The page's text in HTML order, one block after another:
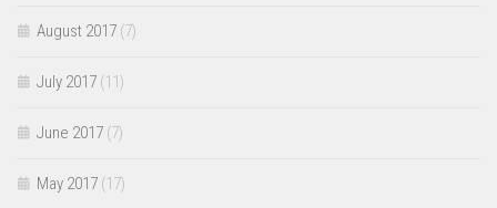
August 2017 (7)
July 2017 (11)
June 2017 (7)
May 2017 (17)